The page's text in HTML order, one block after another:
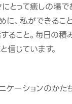
とって癒しの場
に、私ができるこ
ること。毎日の
信じています。
ケーションのかたち